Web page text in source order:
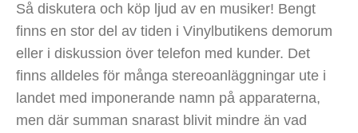
Så diskutera och köp ljud av en musiker! Bengt
finns en stor del av tiden i Vinylbutikens demorum
eller i diskussion över telefon med kunder. Det
finns alldeles för många stereoanläggningar ute i
landet med imponerande namn på apparaterna,
men där summan snarast blivit mindre än vad